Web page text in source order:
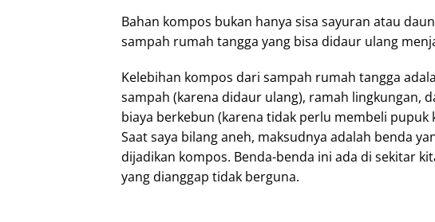
Bahan kompos bukan hanya sisa sayuran atau
sampah rumah tangga yang bisa didaur ulang
Kelebihan kompos dari sampah rumah tangga
sampah (karena didaur ulang), ramah lingkungan,
biaya berkebun (karena tidak perlu membeli pupuk
Saat saya bilang aneh, maksudnya adalah benda
dijadikan kompos. Benda-benda ini ada di sekitar
yang dianggap tidak berguna.